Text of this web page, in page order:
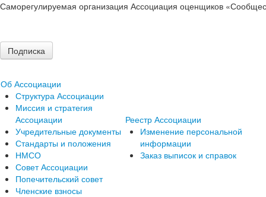
Саморегулируемая организация Ассоциация оценщиков
Подписка
Об Ассоциации
Структура Ассоциации
Миссия и стратегия
Ассоциации
Учредительные документы
Стандарты и положения
НМСО
Совет Ассоциации
Попечительский совет
Членские взносы
Реестр Ассоциации
Изменение персональной
информации
Заказ выписок и справок